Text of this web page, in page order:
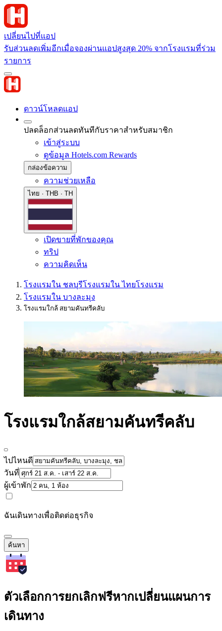
เปลี่ยนไปที่แอป
รับส่วนลดเพิ่มอีกเมื่อจองผ่านแอปสูงสุด 20% จากโรงแรมที่ร่วม
รายการ
ดาวน์โหลดแอป
ปลดล็อกส่วนลดทันทีกับราคาสำหรับสมาชิก
เข้าสู่ระบบ
ดูข้อมูล Hotels.com Rewards
กล่องข้อความ
ความช่วยเหลือ
ไทย · THB · TH
เปิดขายที่พักของคุณ
ทริป
ความคิดเห็น
โรงแรมใน ชลบุรีโรงแรมใน ไทยโรงแรม
โรงแรมใน บางละมุง
โรงแรมใกล้ สยามคันทรีคลับ
โรงแรมใกล้สยามคันทรีคลับ
ไปไหนดี
วันที่
ผู้เข้าพัก
ฉันเดินทางเพื่อติดต่อธุรกิจ
ค้นหา
ตัวเลือกการยกเลิกฟรีหากเปลี่ยนแผนการ
เดินทาง